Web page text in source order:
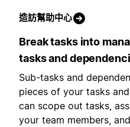
造訪幫助中心
Break tasks into
tasks and
Sub-tasks and
pieces of your tasks
can scope out tasks,
your team members,